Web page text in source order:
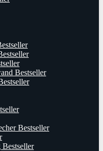
Bestseller
Bestseller